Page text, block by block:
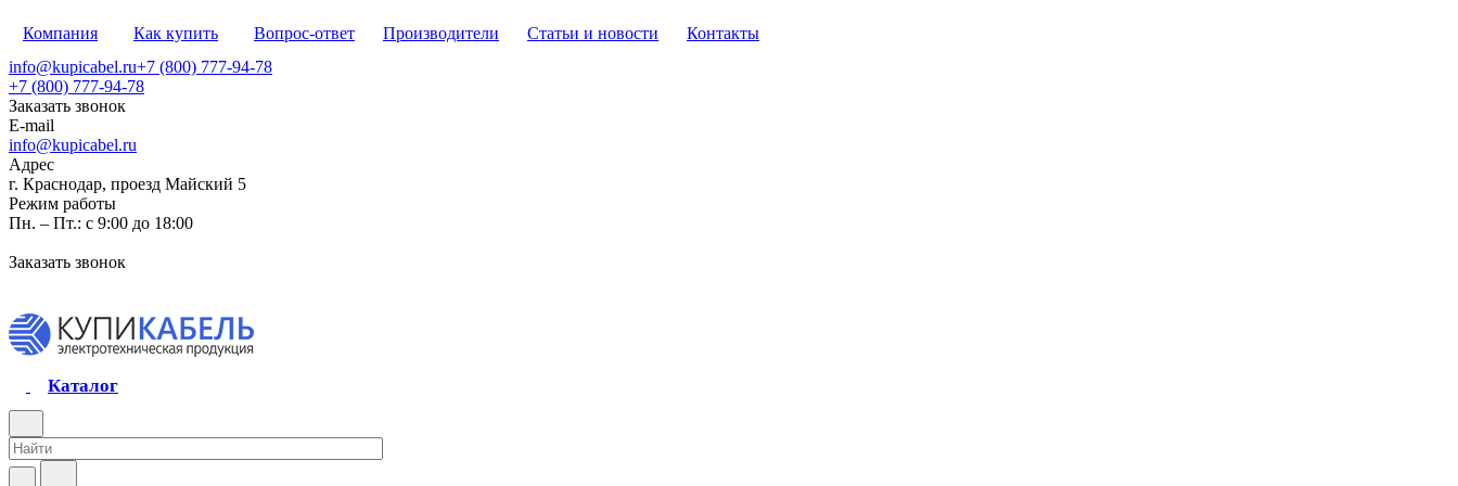
Компания Как купить Вопрос-ответ Производители Статьи и новости
Контакты
info@kupicabel.ru+7 (800) 777-94-78
+7 (800) 777-94-78
Заказать звонок
E-mail
info@kupicabel.ru
Адрес
г. Краснодар, проезд Майский 5
Режим работы
Пн. – Пт.: с 9:00 до 18:00
Заказать звонок
Каталог